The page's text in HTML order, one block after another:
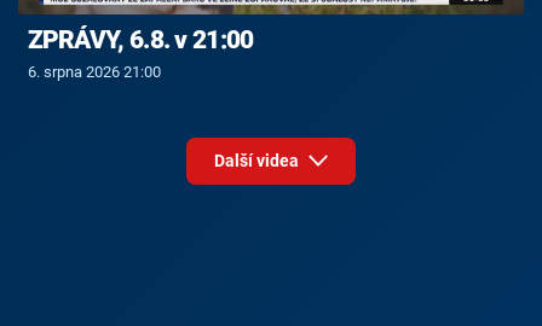
ZPRÁVY, 6.8. v 21:00
6. srpna 2026 21:00
Další videa